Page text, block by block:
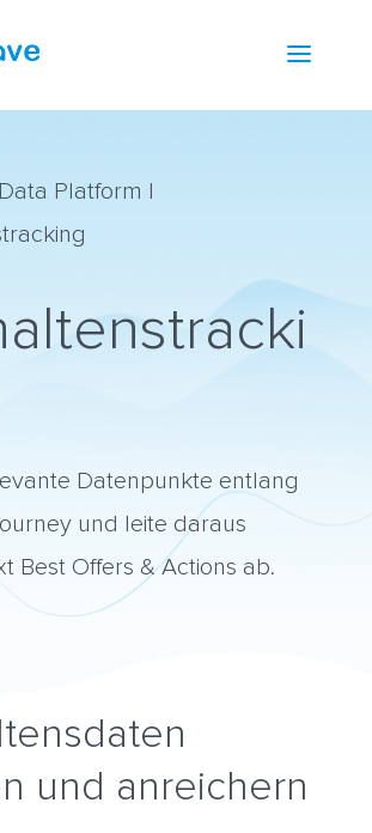
a
Platform |
Datenpunkte entlang
und leite daraus
Best Offers & Actions ab.
und anreichern